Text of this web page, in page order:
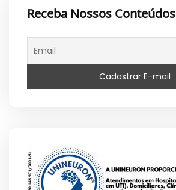
Receba Nossos Conteúdos